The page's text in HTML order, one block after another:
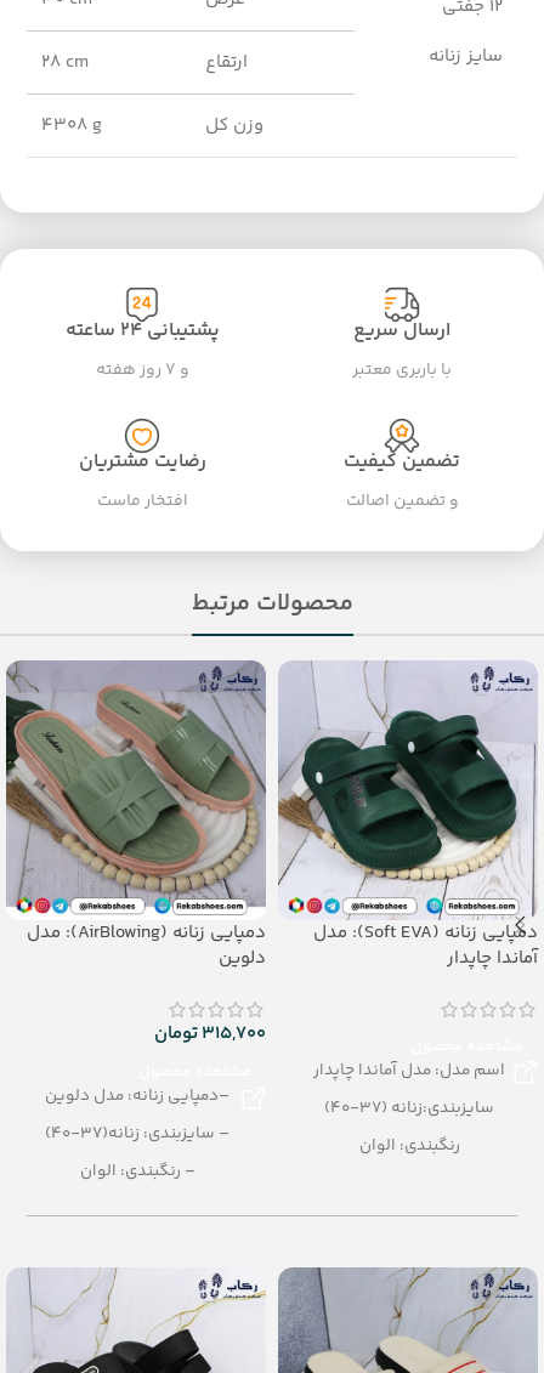
12 جفتی
سایز زنانه
ارتقاع 28 cm
وزن کل 4308 g
ارسال سریع
با باربری معتبر
پشتیبانی ۲۴ ساعته
و ۷ روز هفته
تضمین کیفیت
و تضمین اصالت
رضایت مشتریان
افتخار ماست
محصولات مرتبط
دمپایی زنانه (Soft EVA): مدل
آماندا چاپدار
اسم مدل: مدل آماندا چاپدار
سایزبندی:زنانه (37-40)
رنگبندی: الوان
جنس: SOFT EVA
دمپایی زنانه (AirBlowing): مدل
دلوین
315,700تومان
–دمپایی زنانه: مدل دلوین
– سایزبندی: زنانه(37-40)
– رنگبندی: الوان
– تعداد در کارتن: 24 جفت